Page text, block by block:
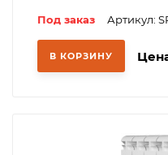
Под заказ Артикул:
В КОРЗИНУ